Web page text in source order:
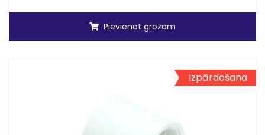
Pievienot grozam
Izpārdošana